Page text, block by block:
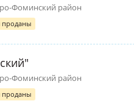
Фоминский район
проданы
Фоминский район
проданы